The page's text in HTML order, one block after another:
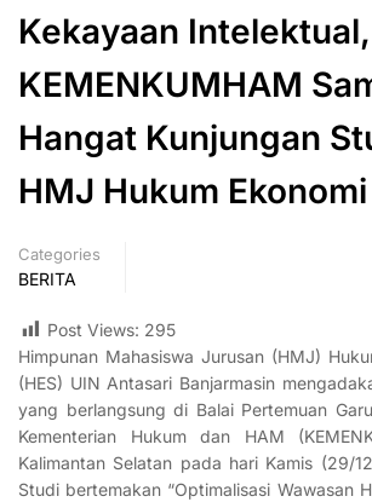
Kekayaan Intelektual,
KEMENKUMHAM
Hangat Kunjungan
HMJ Hukum
Categories
BERITA
Post Views: 295
Himpunan Mahasiswa Jurusan (HMJ)
(HES) UIN Antasari Banjarmasin
yang berlangsung di Balai Pertemuan
Kementerian Hukum dan HAM
Kalimantan Selatan pada hari Kamis (29/
Studi bertemakan “Optimalisasi Wawasan